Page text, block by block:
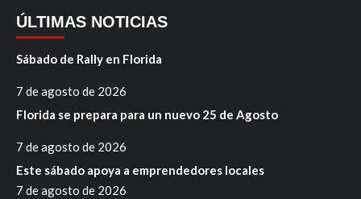
ÚLTIMAS NOTICIAS
Sábado de Rally en Florida
7 de agosto de 2026
Florida se prepara para un nuevo 25 de Agosto
7 de agosto de 2026
Este sábado apoya a emprendedores locales
7 de agosto de 2026